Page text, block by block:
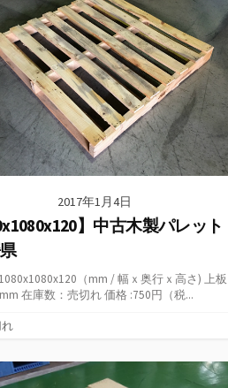
2017年1月4日
】中古木製パレット
（mm / 幅ｘ奥行ｘ高さ) 上板
在庫数：売切れ 価格 :750円（税...